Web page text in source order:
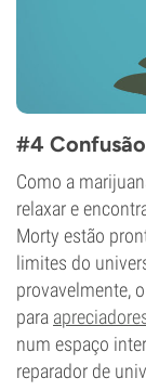
#4
Como a
relaxar e
Morty estão
limites do
provavelmente,
para
num espaço
reparador de